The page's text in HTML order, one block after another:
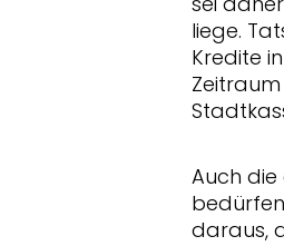
liege.
Kredite
Auch die
daraus,